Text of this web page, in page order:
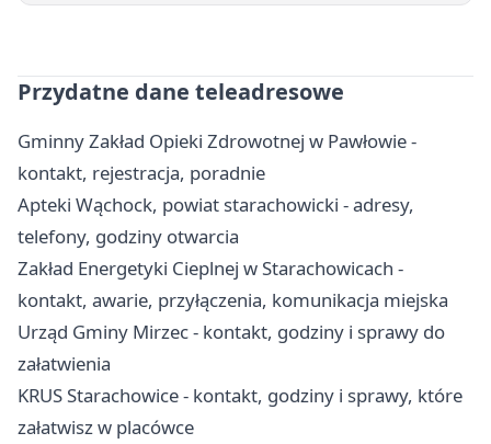
Przydatne dane teleadresowe
Gminny Zakład Opieki Zdrowotnej w Pawłowie -
kontakt, rejestracja, poradnie
Apteki Wąchock, powiat starachowicki - adresy,
telefony, godziny otwarcia
Zakład Energetyki Cieplnej w Starachowicach -
kontakt, awarie, przyłączenia, komunikacja miejska
Urząd Gminy Mirzec - kontakt, godziny i sprawy do
załatwienia
KRUS Starachowice - kontakt, godziny i sprawy, które
załatwisz w placówce